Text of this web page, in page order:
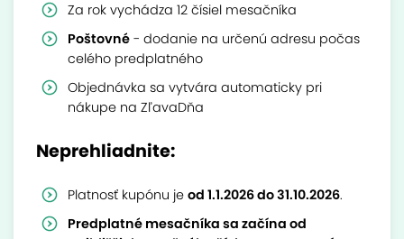
Za rok vychádza 12 čísiel mesačníka
Poštovné - dodanie na určenú adresu počas
celého predplatného
Objednávka sa vytvára automaticky pri
nákupe na ZľavaDňa
Neprehliadnite:
Platnosť kupónu je od 1.1.2026 do 31.10.2026.
Predplatné mesačníka sa začína od